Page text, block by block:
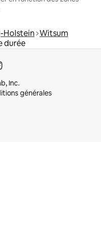
Holstein Witsum
durée
Inc.
générales